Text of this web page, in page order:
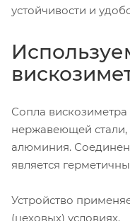
устойчивости и
Сопла вискозиметра
нержавеющей стали,
алюминия.
является
Устройство
(цеховых) условиях.